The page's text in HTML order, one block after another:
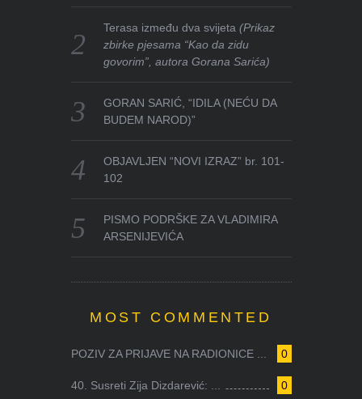
Terasa između dva svijeta(Prikaz
zbirke pjesama “Kao da zidu
govorim”, autora Gorana Sarića)
GORAN SARIĆ, “IDILA (NEĆU DA
BUDEM NAROD)”
OBJAVLJEN “NOVI IZRAZ” br. 101-
102
PISMO PODRŠKE ZA VLADIMIRA
ARSENIJEVIĆA
MOST COMMENTED
0
POZIV ZA PRIJAVE NA RADIONICE ...
0
40. Susreti Zija Dizdarević: ...